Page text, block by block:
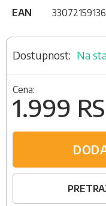
EAN
Na
Cena:
1.999